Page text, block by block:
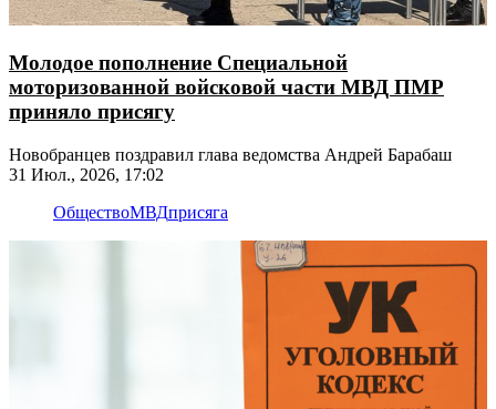
Молодое пополнение Специальной
моторизованной войсковой части МВД ПМР
приняло присягу
Новобранцев поздравил глава ведомства Андрей Барабаш
31 Июл., 2026, 17:02
ОбществоМВДприсяга